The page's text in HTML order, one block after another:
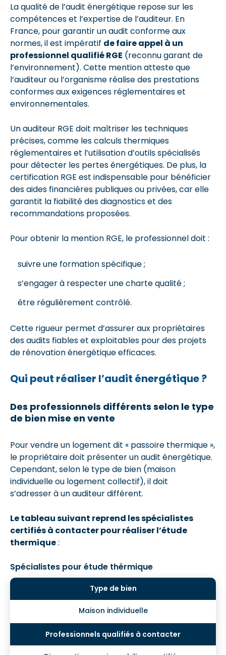
La qualité de l’audit énergétique repose sur les
compétences et l’expertise de l’auditeur. En
France, pour garantir un audit conforme aux
normes, il est impératif de faire appel à un
professionnel qualifié RGE (reconnu garant de
l’environnement). Cette mention atteste que
l’auditeur ou l’organisme réalise des prestations
conformes aux exigences réglementaires et
environnementales.
Un auditeur RGE doit maîtriser les techniques
précises, comme les calculs thermiques
réglementaires et l’utilisation d’outils spécialisés
pour détecter les pertes énergétiques. De plus, la
certification RGE est indispensable pour bénéficier
des aides financières publiques ou privées, car elle
garantit la fiabilité des diagnostics et des
recommandations proposées.
Pour obtenir la mention RGE, le professionnel doit :
suivre une formation spécifique ;
s’engager à respecter une charte qualité ;
être régulièrement contrôlé.
Cette rigueur permet d’assurer aux propriétaires
des audits fiables et exploitables pour des projets
de rénovation énergétique efficaces.
Qui peut réaliser l’audit énergétique ?
Des professionnels différents selon le type
de bien mise en vente
Pour vendre un logement dit « passoire thermique »,
le propriétaire doit présenter un audit énergétique.
Cependant, selon le type de bien (maison
individuelle ou logement collectif), il doit
s’adresser à un auditeur différent.
Le tableau suivant reprend les spécialistes
certifiés à contacter pour réaliser l’étude
thermique:
Spécialistes pour étude thérmique
Maison individuelle